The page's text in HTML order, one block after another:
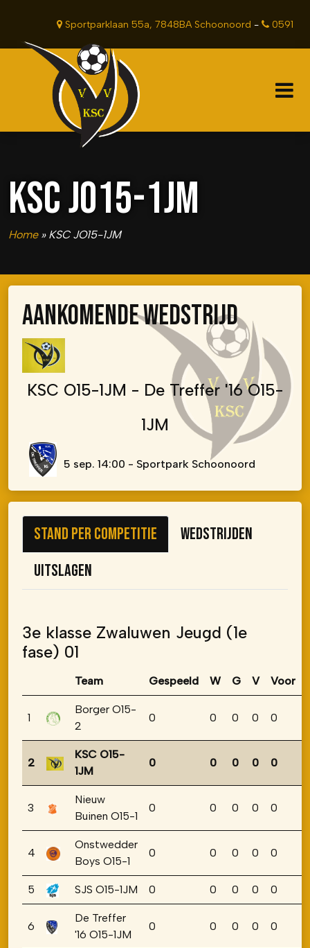
Sportparklaan 55a, 7848BA Schoonoord - 0591
KSC JO15-1JM
Home» KSC JO15-1JM
AANKOMENDE WEDSTRIJD
KSC O15-1JM - De Treffer '16 O15-
1JM
5 sep. 14:00 - Sportpark Schoonoord
Stand per competitie
Wedstrijden
Uitslagen
3e klasse Zwaluwen Jeugd (1e
fase) 01
Team Gespeeld W G V Voor
1
Borger O15-
2
0 0 0 0 0
2
KSC O15-
1JM
0 0 0 0 0
3
Nieuw
Buinen O15-1
0 0 0 0 0
4
Onstwedder
Boys O15-1
0 0 0 0 0
5 SJS O15-1JM 0 0 0 0 0
6
De Treffer
'16 O15-1JM
0 0 0 0 0